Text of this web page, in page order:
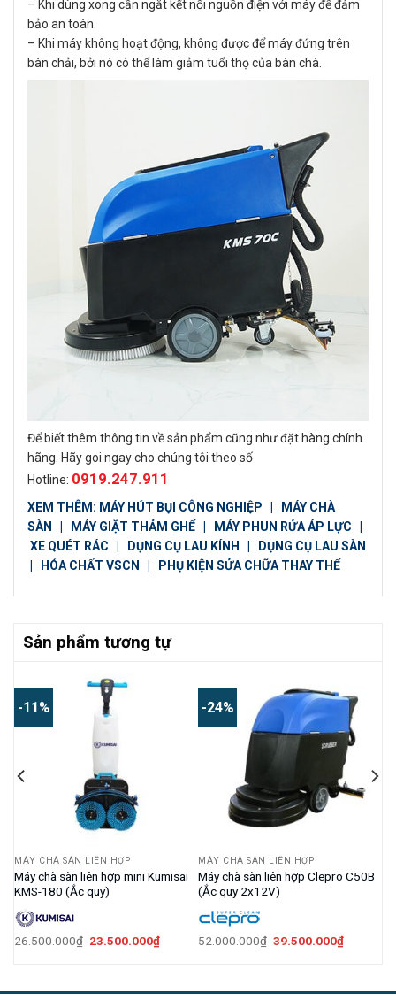
– Khi dùng xong cần ngắt kết nối nguồn điện với máy để đảm
bảo an toàn.
– Khi máy không hoạt động, không được để máy đứng trên
bàn chải, bởi nó có thể làm giảm tuổi thọ của bàn chà.
Để biết thêm thông tin về sản phẩm cũng như đặt hàng chính
hãng. Hãy goi ngay cho chúng tôi theo số
Hotline: 0919.247.911
XEM THÊM: MÁY HÚT BỤI CÔNG NGHIỆP
MÁY CHÀ
SÀN
MÁY GIẶT THẢM GHẾ MÁY PHUN RỬA ÁP LỰC
XE QUÉT RÁC
DỤNG CỤ LAU KÍNH
DỤNG CỤ LAU SÀN
HÓA CHẤT VSCN PHỤ KIỆN SỬA CHỮA THAY THẾ
Sản phẩm tương tự
-11%
MÁY CHÀ SÀN LIÊN HỢP
Máy chà sàn liên hợp mini Kumisai
KMS-180 (Ắc quy)
26.500.000₫ Giá
23.500.000₫Giá
-24%
MÁY CHÀ SÀN LIÊN HỢP
Máy chà sàn liên hợp Clepro C50B
(Ắc quy 2x12V)
52.000.000₫ Giá
39.500.000₫Giá